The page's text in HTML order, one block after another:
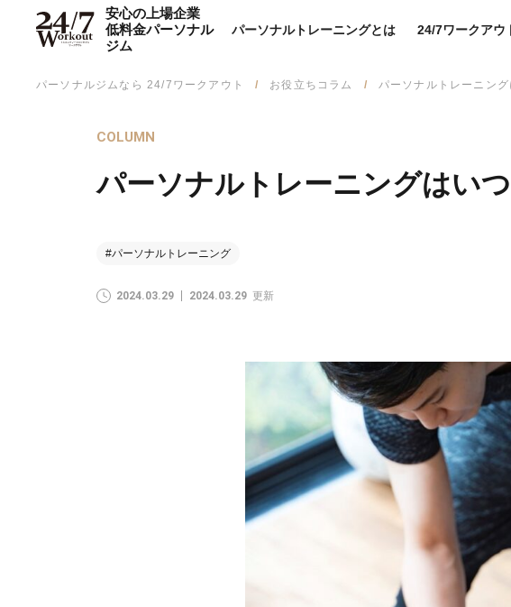
安心の上場企業
低料金パーソナル
ジム
パーソナルトレーニングとは 24/7ワークアウ
パーソナルジムなら 24/7ワークアウト お役立ちコラム パーソナルトレーニン
COLUMN
パーソナルトレーニングはい
#パーソナルトレーニング
2024.03.29 2024.03.29 更新